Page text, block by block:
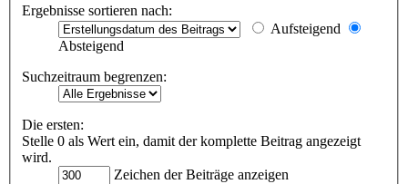
Ergebnisse sortieren nach:
Aufsteigend
Absteigend
Suchzeitraum begrenzen:
Die ersten:
Stelle 0 als Wert ein, damit der komplette Beitrag angezeigt
wird.
Zeichen der Beiträge anzeigen